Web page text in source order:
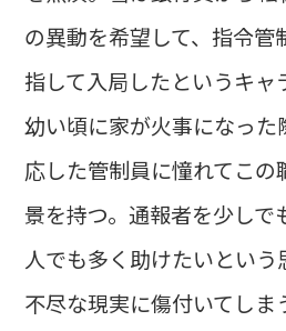
の異動を希望して、指令管
指して入局したというキャ
幼い頃に家が火事になっ
応した管制員に憧れてこ
景を持つ。通報者を少しで
人でも多く助けたいとい
不尽な現実に傷付いてしま